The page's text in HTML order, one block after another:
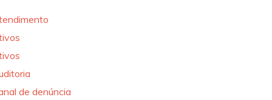
de denúncia